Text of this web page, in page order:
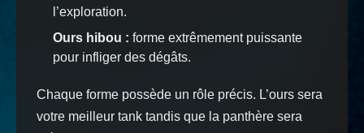
l’exploration.
Ours hibou : forme extrêmement puissante
pour infliger des dégâts.
Chaque forme possède un rôle précis. L’ours sera
votre meilleur tank tandis que la panthère sera